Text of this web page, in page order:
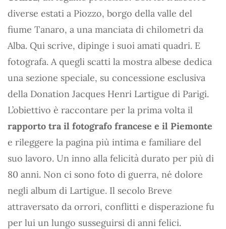
diverse estati a Piozzo, borgo della valle del
fiume Tanaro, a una manciata di chilometri da
Alba. Qui scrive, dipinge i suoi amati quadri. E
fotografa. A quegli scatti la mostra albese dedica
una sezione speciale, su concessione esclusiva
della Donation Jacques Henri Lartigue di Parigi.
L’obiettivo è raccontare per la prima volta il
rapporto tra il fotografo francese e il Piemonte
e rileggere la pagina più intima e familiare del
suo lavoro. Un inno alla felicità durato per più di
80 anni. Non ci sono foto di guerra, né dolore
negli album di Lartigue. Il secolo Breve
attraversato da orrori, conflitti e disperazione fu
per lui un lungo susseguirsi di anni felici.